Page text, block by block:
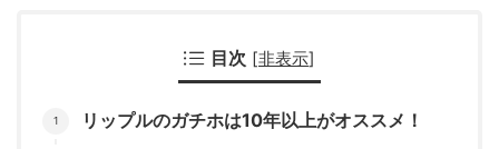
目次 [非表示]
リップルのガチホは10年以上がオススメ！